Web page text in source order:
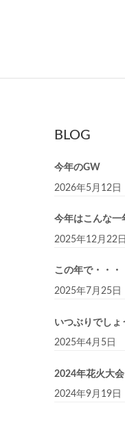
BLOG
今年のGW
2026年5月12日
今年はこんな一
2025年12月22日
この年で・・・
2025年7月25日
いつぶりでしょ
2025年4月5日
2024年花火大会
2024年9月19日